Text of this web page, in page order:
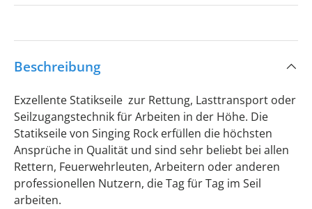
Beschreibung
Exzellente Statikseile zur Rettung, Lasttransport oder
Seilzugangstechnik für Arbeiten in der Höhe. Die
Statikseile von Singing Rock erfüllen die höchsten
Ansprüche in Qualität und sind sehr beliebt bei allen
Rettern, Feuerwehrleuten, Arbeitern oder anderen
professionellen Nutzern, die Tag für Tag im Seil
arbeiten.